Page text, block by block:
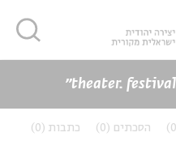
הסכתים (0) כתבות (0)